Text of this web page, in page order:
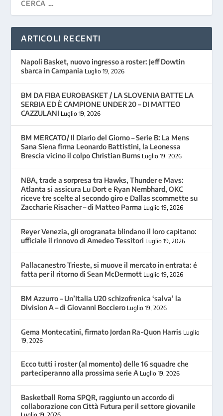
ARTICOLI RECENTI
Napoli Basket, nuovo ingresso a roster: Jeff Dowtin
sbarca in Campania Luglio 19, 2026
BM DA FIBA EUROBASKET / LA SLOVENIA BATTE LA
SERBIA ED È CAMPIONE UNDER 20 – DI MATTEO
CAZZULANI Luglio 19, 2026
BM MERCATO/ Il Diario del Giorno – Serie B: La Mens
Sana Siena firma Leonardo Battistini, la Leonessa
Brescia vicino il colpo Christian Burns Luglio 19, 2026
NBA, trade a sorpresa tra Hawks, Thunder e Mavs:
Atlanta si assicura Lu Dort e Ryan Nembhard, OKC
riceve tre scelte al secondo giro e Dallas scommette su
Zaccharie Risacher – di Matteo Parma Luglio 19, 2026
Reyer Venezia, gli orogranata blindano il loro capitano:
ufficiale il rinnovo di Amedeo Tessitori Luglio 19, 2026
Pallacanestro Trieste, si muove il mercato in entrata: é
fatta per il ritorno di Sean McDermott Luglio 19, 2026
BM Azzurro – Un’Italia U20 schizofrenica ‘salva’ la
Division A – di Giovanni Bocciero Luglio 19, 2026
Gema Montecatini, firmato Jordan Ra-Quon Harris Luglio
19, 2026
Ecco tutti i roster (al momento) delle 16 squadre che
parteciperanno alla prossima serie A Luglio 19, 2026
Basketball Roma SPQR, raggiunto un accordo di
collaborazione con Città Futura per il settore giovanile